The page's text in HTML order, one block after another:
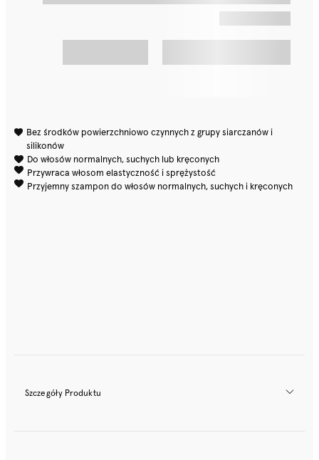
Bez środków powierzchniowo czynnych z grupy siarczanów i
silikonów
Do włosów normalnych, suchych lub kręconych
Przywraca włosom elastyczność i sprężystość
Przyjemny szampon do włosów normalnych, suchych i kręconych
Szczegóły Produktu